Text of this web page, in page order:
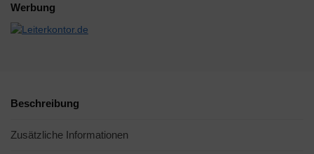
Werbung
Beschreibung
Zusätzliche Informationen